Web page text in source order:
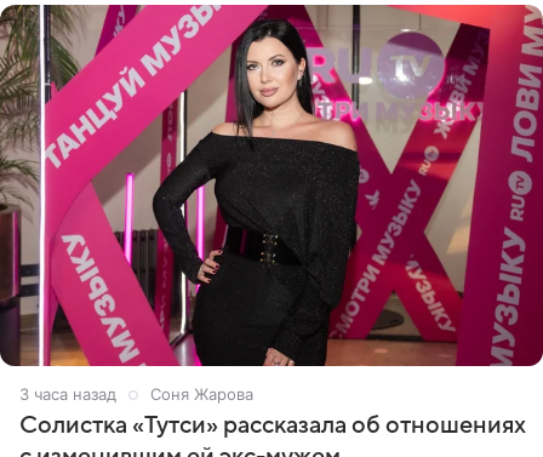
3 часа назад Соня Жарова
Солистка «Тутси» рассказала об отношениях